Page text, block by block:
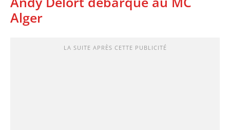
Alger
LA SUITE APRÈS CETTE PUBLICITÉ